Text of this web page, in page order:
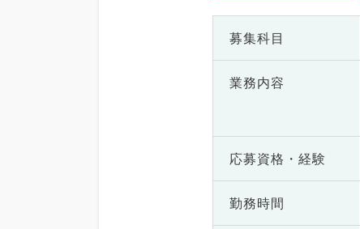
募集科目
業務内容
応募資格・ 経験
勤務時間